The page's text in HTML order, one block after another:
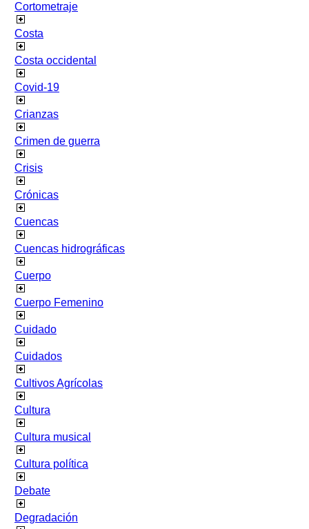
Cortometraje
Costa
Costa occidental
Covid-19
Crianzas
Crimen de guerra
Crisis
Crónicas
Cuencas
Cuencas hidrográficas
Cuerpo
Cuerpo Femenino
Cuidado
Cuidados
Cultivos Agrícolas
Cultura
Cultura musical
Cultura política
Debate
Degradación